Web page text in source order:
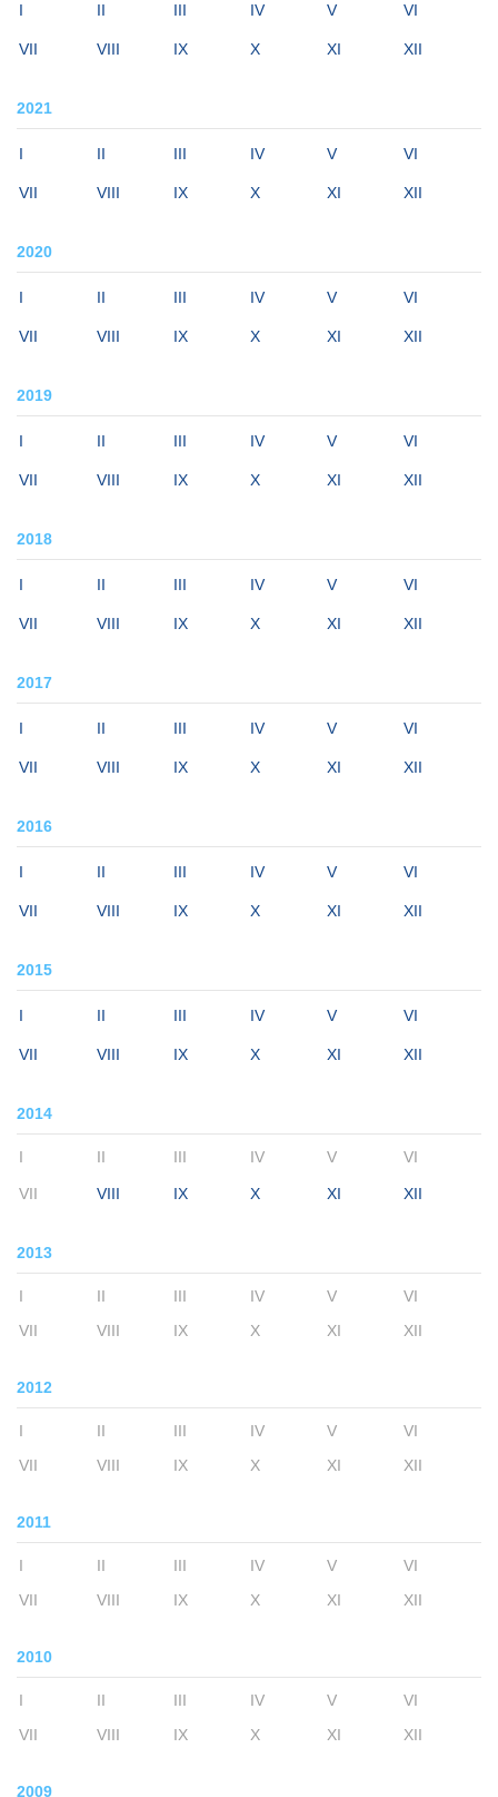
I II III IV V VI
VII VIII IX X XI XII
2021
I II III IV V VI
VII VIII IX X XI XII
2020
I II III IV V VI
VII VIII IX X XI XII
2019
I II III IV V VI
VII VIII IX X XI XII
2018
I II III IV V VI
VII VIII IX X XI XII
2017
I II III IV V VI
VII VIII IX X XI XII
2016
I II III IV V VI
VII VIII IX X XI XII
2015
I II III IV V VI
VII VIII IX X XI XII
2014
I II III IV V VI
VII VIII IX X XI XII
2013
I II III IV V
VI
VII
VIII IX X XI XII
2012
I II III IV V
VI
VII
VIII IX X XI XII
2011
I II III IV V
VI
VII
VIII IX X XI XII
2010
I II III IV V
VI
VII
VIII IX X XI XII
2009